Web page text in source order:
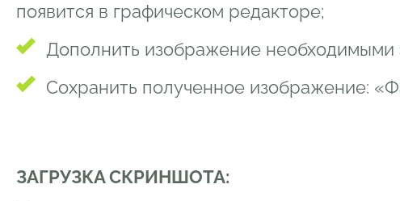
появится в графическом редакторе;
Дополнить изображение
Сохранить полученное изображение:
ЗАГРУЗКА СКРИНШОТА: